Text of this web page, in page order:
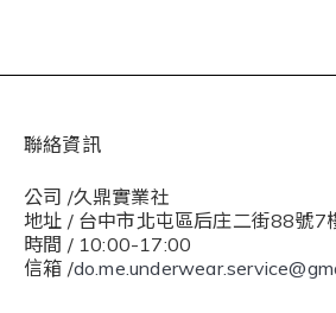
聯絡資訊
公司 /久鼎實業社
地址 / 台中市北屯區后庄二街88號7
時間 / 10:00-17:00
信箱 /